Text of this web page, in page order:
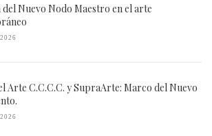
del Nuevo Nodo Maestro en el arte
Arte C.C.C.C. y SupraArte: Marco del Nuevo